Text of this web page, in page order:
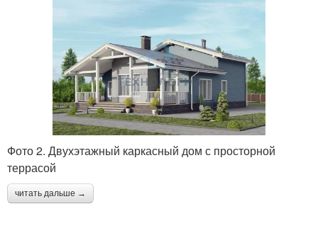
Фото 2. Двухэтажный каркасный дом с просторной
террасой
читать дальше →